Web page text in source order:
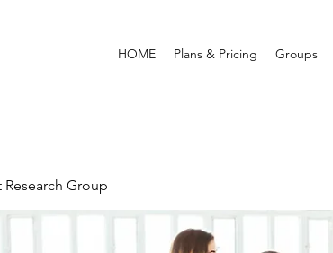
HOME Plans & Pricing Groups
Research Group